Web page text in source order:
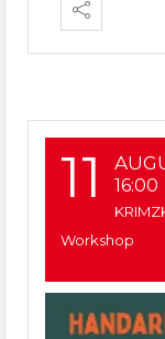
11 16:00
Workshop